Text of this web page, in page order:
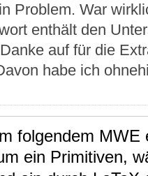
Problem. War
enthält den
auf für die
habe ich
folgendem
ein Primitiven,